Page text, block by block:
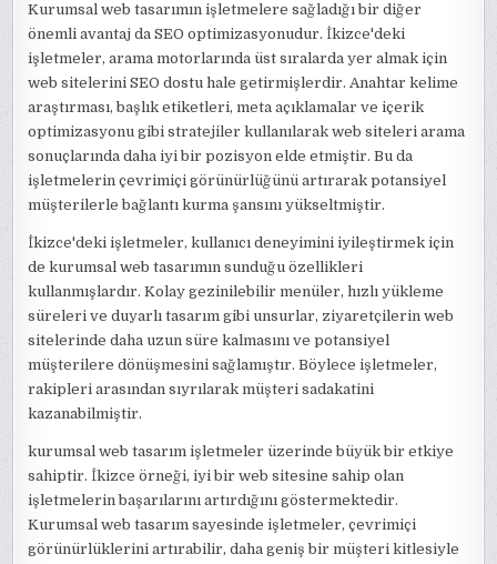
Kurumsal web tasarımın işletmelere sağladığı bir diğer
önemli avantaj da SEO optimizasyonudur. İkizce'deki
işletmeler, arama motorlarında üst sıralarda yer almak için
web sitelerini SEO dostu hale getirmişlerdir. Anahtar kelime
araştırması, başlık etiketleri, meta açıklamalar ve içerik
optimizasyonu gibi stratejiler kullanılarak web siteleri arama
sonuçlarında daha iyi bir pozisyon elde etmiştir. Bu da
işletmelerin çevrimiçi görünürlüğünü artırarak potansiyel
müşterilerle bağlantı kurma şansını yükseltmiştir.
İkizce'deki işletmeler, kullanıcı deneyimini iyileştirmek için
de kurumsal web tasarımın sunduğu özellikleri
kullanmışlardır. Kolay gezinilebilir menüler, hızlı yükleme
süreleri ve duyarlı tasarım gibi unsurlar, ziyaretçilerin web
sitelerinde daha uzun süre kalmasını ve potansiyel
müşterilere dönüşmesini sağlamıştır. Böylece işletmeler,
rakipleri arasından sıyrılarak müşteri sadakatini
kazanabilmiştir.
kurumsal web tasarım işletmeler üzerinde büyük bir etkiye
sahiptir. İkizce örneği, iyi bir web sitesine sahip olan
işletmelerin başarılarını artırdığını göstermektedir.
Kurumsal web tasarım sayesinde işletmeler, çevrimiçi
görünürlüklerini artırabilir, daha geniş bir müşteri kitlesiyle